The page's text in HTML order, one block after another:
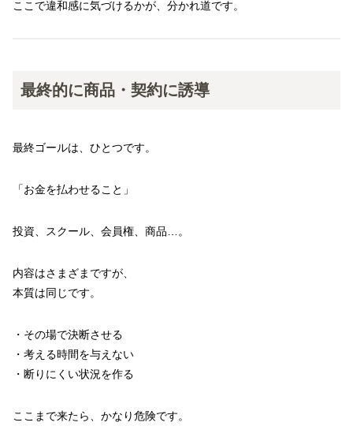
ここで違和感に気づけるかが、分かれ道です。
最終的に商品・契約に誘導
最終ゴールは、ひとつです。
「お金を払わせること」
投資、スクール、会員権、商品…。
内容はさまざまですが、
本質は同じです。
・その場で決断させる
・考える時間を与えない
・断りにくい状況を作る
ここまで来たら、かなり危険です。